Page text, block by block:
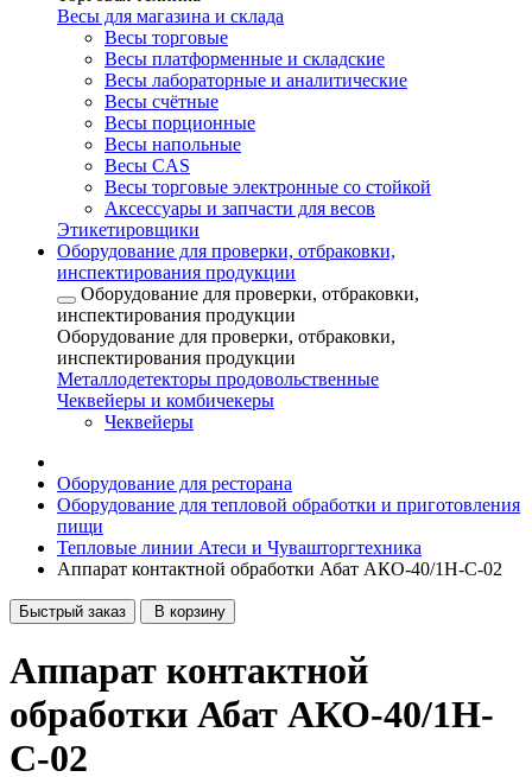
Весы для магазина и склада
Весы торговые
Весы платформенные и складские
Весы лабораторные и аналитические
Весы счётные
Весы порционные
Весы напольные
Весы CAS
Весы торговые электронные со стойкой
Аксессуары и запчасти для весов
Этикетировщики
Оборудование для проверки, отбраковки,
инспектирования продукции
Оборудование для проверки, отбраковки,
инспектирования продукции
Оборудование для проверки, отбраковки,
инспектирования продукции
Металлодетекторы продовольственные
Чеквейеры и комбичекеры
Чеквейеры
Оборудование для ресторана
Оборудование для тепловой обработки и приготовления
пищи
Тепловые линии Атеси и Чувашторгтехника
Аппарат контактной обработки Абат АКО-40/1Н-С-02
Быстрый заказ В корзину
Аппарат контактной
обработки Абат АКО-40/1Н-
С-02